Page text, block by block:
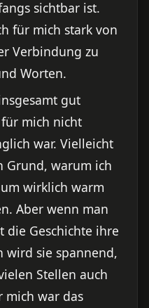
sichtbar ist.
für mich stark von
Verbindung zu
Worten.
gut
mich nicht
war. Vielleicht
Grund, warum ich
wirklich warm
Aber wenn man
Geschichte ihre
wird sie spannend,
Stellen auch
mich war das